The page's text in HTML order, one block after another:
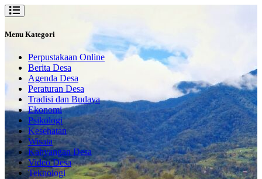
Menu Kategori
Perpustakaan Online
Berita Desa
Agenda Desa
Peraturan Desa
Tradisi dan Budaya
Ekonomi
Psikologi
Kesehatan
Wisata
Kahyangan Desa
Video Desa
Teknologi